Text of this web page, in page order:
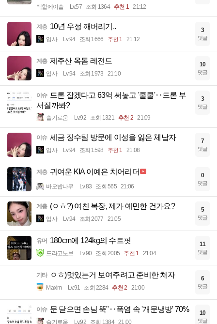
백합에이슬 Lv.57 조회 1364 추천 1 21:12
계층 10년 우정 깨버리기..
입사 Lv.94 조회 1666 추천 1 21:12
3
댓글
계층 제주산 옥돔 레전드
입사 Lv.94 조회 1973 21:10
10
댓글
이슈 드론 잡겠다고 63억 써놓고 '쿨쿨'‥드론 부
서질까봐?
슬기로움 Lv.92 조회 1321 추천 2 21:09
3
댓글
이슈 세금 징수팀 방문에 이성을 잃은 체납자
입사 Lv.94 조회 1598 추천 1 21:08
7
댓글
계층 귀여운 KIA 이예은 치어리더
바오밥나무 Lv.83 조회 565 21:06
0
댓글
계층 (ㅇㅎ?) 여친 복장, 제가 예민한 건가요?
입사 Lv.94 조회 2077 21:05
5
댓글
유머 180cm에 124kg의 수트핏
드라고노브 Lv.90 조회 2005 추천 1 21:04
11
댓글
기타 ㅇㅎ)멋있는거 보여주려고 준비한 처자
Maxim Lv.91 조회 2284 추천 2 21:00
6
댓글
이슈 문 닫으면 손님 뚝"‥폭염 속 '개문냉방' 70%
슬기로움 Lv.92 조회 1384 21:00
10
댓글